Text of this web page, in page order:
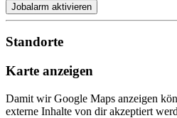
Jobalarm aktivieren
Standorte
Karte anzeigen
Damit wir Google Maps anzeigen
externe Inhalte von dir akzeptiert